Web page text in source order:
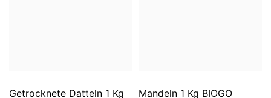
Getrocknete Datteln 1 Kg Mandeln 1 Kg BIOGO